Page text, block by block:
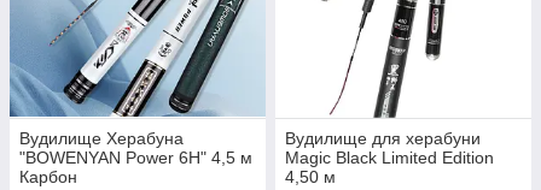
Вудилище Херабуна
"BOWENYAN Power 6H" 4,5 м
Карбон
Вудилище для херабуни
Magic Black Limited Edition
4,50 м